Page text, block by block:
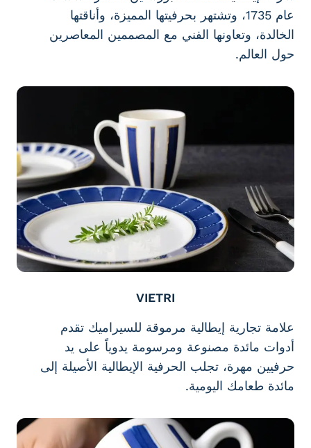
عام 1735، وتشتهر بحرفيتها المميزة، وأناقتها
الخالدة، وتعاونها الفني مع المصممين المعاصرين
حول العالم.
VIETRI
علامة تجارية إيطالية مرموقة للسيراميك تقدم
أدوات مائدة مصنوعة ومرسومة يدوياً على يد
حرفيين مهرة، تجلب الحرفية الإيطالية الأصيلة إلى
مائدة طعامك اليومية.